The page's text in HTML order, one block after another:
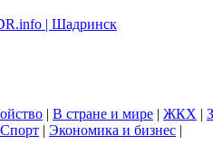
| В стране и мире | ЖКХ |
Спорт | Экономика и бизнес |